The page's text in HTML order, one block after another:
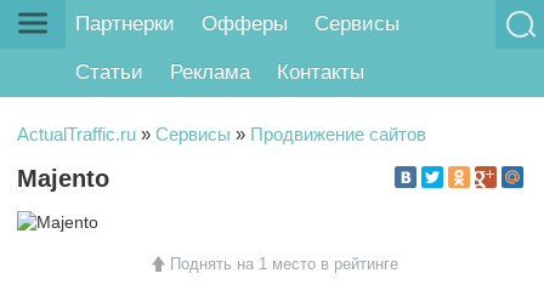
Партнерки Офферы Сервисы
Статьи Реклама Контакты
ActualTraffic.ru » Сервисы » Продвижение сайтов
Majento
Поднять на 1 место в рейтинге